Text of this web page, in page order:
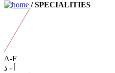
/ SPECIALITIES
A-F
أ - ذ